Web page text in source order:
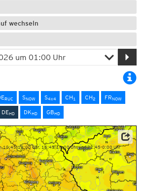
wechseln
RUC SNOW S4x4 CH1 CH2 FRNOW
DEHD DKHD GBHD
10:45-12:00 Uhr, 16:45-18:00 Uhr und 22:45-0:00 Uhr
Datenbasis: Deutscher Wetterdienst (DWD)